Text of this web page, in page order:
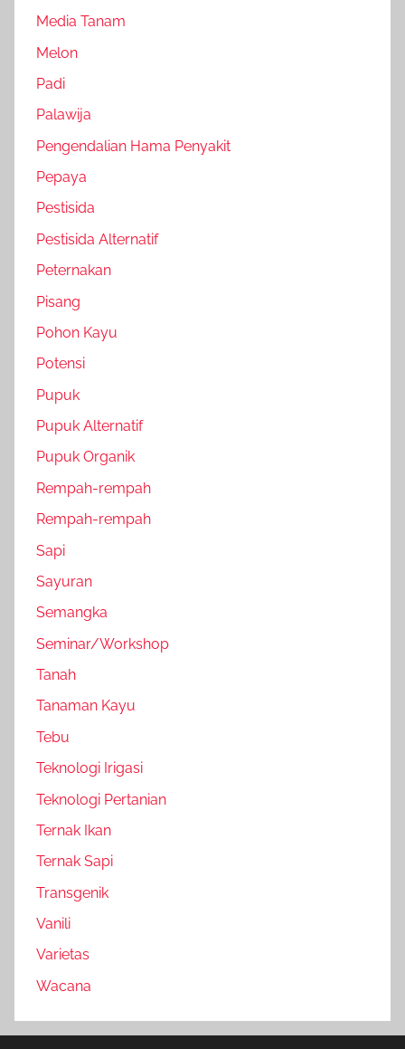
Media Tanam
Melon
Padi
Palawija
Pengendalian Hama Penyakit
Pepaya
Pestisida
Pestisida Alternatif
Peternakan
Pisang
Pohon Kayu
Potensi
Pupuk
Pupuk Alternatif
Pupuk Organik
Rempah-rempah
Rempah-rempah
Sapi
Sayuran
Semangka
Seminar/Workshop
Tanah
Tanaman Kayu
Tebu
Teknologi Irigasi
Teknologi Pertanian
Ternak Ikan
Ternak Sapi
Transgenik
Vanili
Varietas
Wacana